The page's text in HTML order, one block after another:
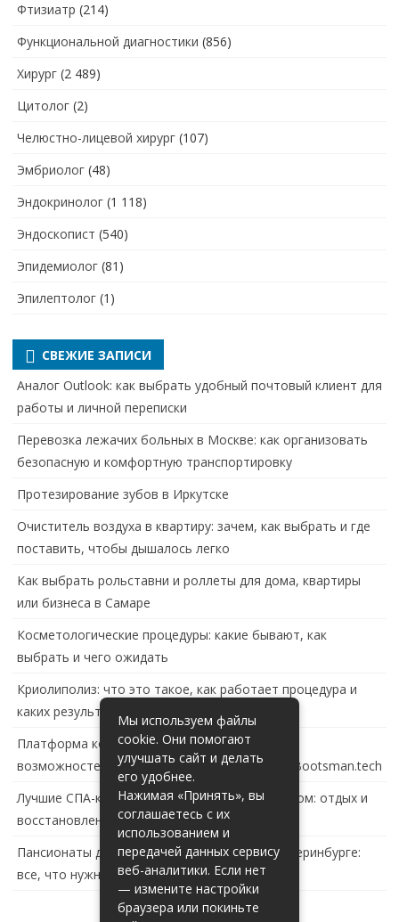
Фтизиатр (214)
Функциональной диагностики (856)
Хирург (2 489)
Цитолог (2)
Челюстно-лицевой хирург (107)
Эмбриолог (48)
Эндокринолог (1 118)
Эндоскопист (540)
Эпидемиолог (81)
Эпилептолог (1)
СВЕЖИЕ ЗАПИСИ
Аналог Outlook: как выбрать удобный почтовый клиент для
работы и личной переписки
Перевозка лежачих больных в Москве: как организовать
безопасную и комфортную транспортировку
Протезирование зубов в Иркутске
Очиститель воздуха в квартиру: зачем, как выбрать и где
поставить, чтобы дышалось легко
Как выбрать рольставни и роллеты для дома, квартиры
или бизнеса в Самаре
Косметологические процедуры: какие бывают, как
выбрать и чего ожидать
Криолиполиз: что это такое, как работает процедура и
каких результатов ждать
Платформа контейнеризации в России: обзор
возможностей и перспектив развития сайта Bootsman.tech
Лучшие СПА-комплексы в Тольятти с бассейном: отдых и
восстановление за городом
Пансионаты для пожилых с деменцией в Екатеринбурге:
все, что нужно знать
Мы используем файлы
cookie. Они помогают
улучшать сайт и делать
его удобнее.
Нажимая «Принять», вы
соглашаетесь с их
использованием и
передачей данных сервису
веб-аналитики. Если нет
— измените настройки
браузера или покиньте